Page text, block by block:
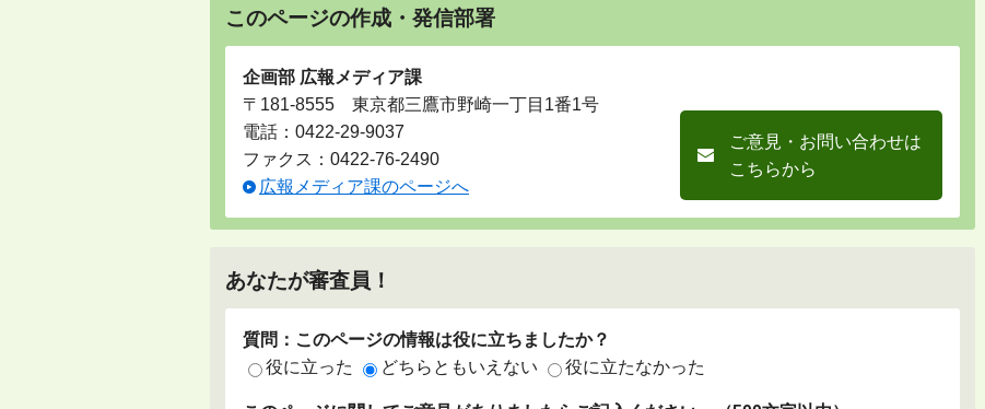
このページの作成・発信部署
企画部 広報メディア課
〒181-8555 東京都三鷹市野崎一丁目1番1号
電話： 0422-29-9037
ファクス：0422-76-2490
広報メディア課のページへ
ご意見・お問い合わせは
こちらから
あなたが審査員！
質問：このページの情報は役に立ちましたか？
役に立った
どちらともいえない 役に立たなかった